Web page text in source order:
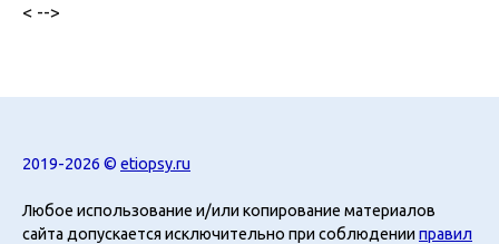
< -->
2019-2026 © etiopsy.ru
Любое использование и/или копирование материалов
сайта допускается исключительно при соблюденииправил